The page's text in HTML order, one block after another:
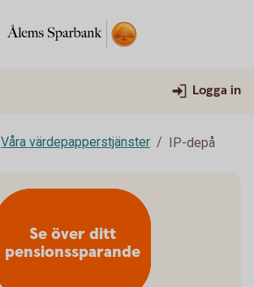
Logga in
Våra värdepapperstjänster IP-depå
Se över ditt
pensionssparande